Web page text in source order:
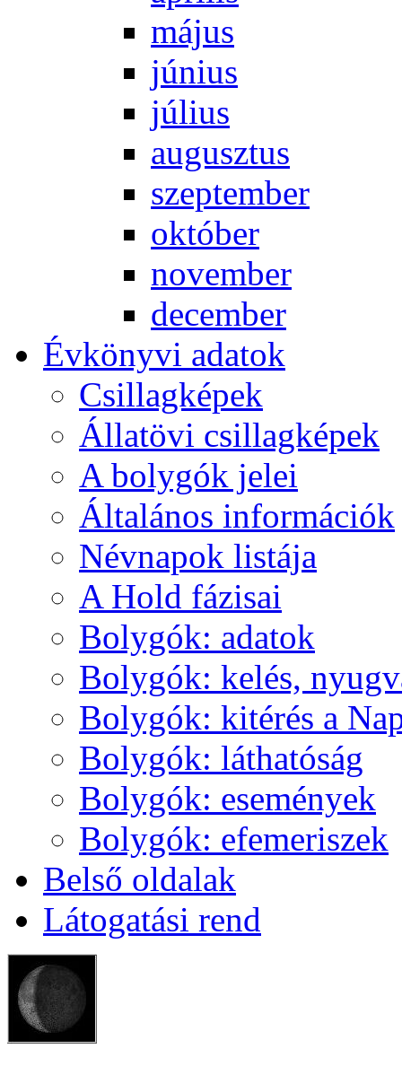
má­jus
jú­ni­us
jú­li­us
au­gusz­tus
szep­tem­ber
ok­tó­ber
no­vem­ber
de­cem­ber
Év­köny­vi ada­tok
Csil­lag­ké­pek
Ál­lat­övi csil­lag­ké­pek
A boly­gók je­lei
Ál­ta­lá­nos in­for­má­ci­ók
Név­na­pok lis­tá­ja
A Hold fá­zi­sai
Boly­gók: ada­tok
Boly­gók: ke­lés,
Boly­gók: ki­té­rés a
Boly­gók: lát­ha­tó­ság
Boly­gók: ese­mé­nyek
Boly­gók: efe­me­ri­szek
Bel­ső ol­da­lak
Lá­to­ga­tá­si rend